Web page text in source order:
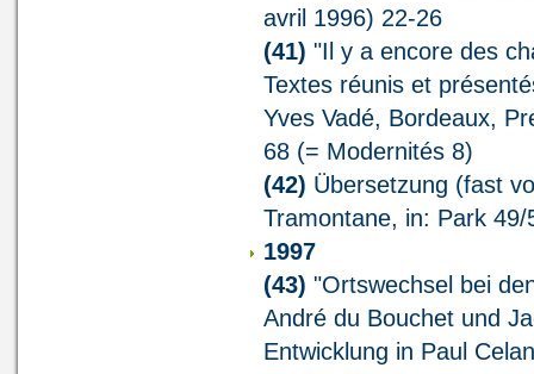
avril 1996) 22-26
(41) "Il y a encore des
Textes réunis et
Yves Vadé, Bordeaux,
68 (= Modernités 8)
(42) Übersetzung (fast
Tramontane, in: Park
1997
(43) "Ortswechsel bei
André du Bouchet und
Entwicklung in Paul